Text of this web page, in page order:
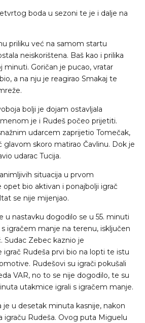
boda u sezoni te je i dalje na
priliku već na samom startu
neiskorištena. Baš kao i prilika
Goričan je pucao, vratar
a na nju je reagirao Smakaj te
bolji je dojam ostavljala
je i Rudeš počeo prijetiti.
udarcem zaprijetio Tomečak,
skoro matirao Čavlinu. Dok je
udarac Tucija.
situacija u prvom
opet bio aktivan i ponajbolji igrač
se nije mijenjao.
u nastavku dogodilo se u 55. minuti
igračem manje na terenu, isključen
Sudac Zebec kaznio je
igrač Rudeša prvi bio na lopti te istu
Rudešovi su igrači pokušali
VAR, no to se nije dogodilo, te su
utakmice igrali s igračem manje.
u desetak minuta kasnije, nakon
igraču Rudeša. Ovog puta Miguelu